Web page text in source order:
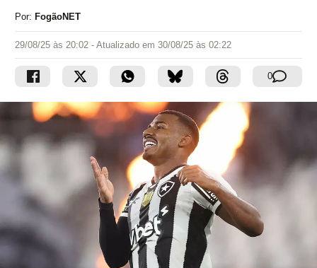
Por: FogãoNET
29/08/25 às 20:02 - Atualizado em 30/08/25 às 02:22
0